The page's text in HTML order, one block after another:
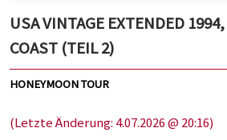
USA VINTAGE EXTENDED
COAST (TEIL 2)
HONEYMOON TOUR
(Letzte Änderung: 4.07.2026 @ 20:16)